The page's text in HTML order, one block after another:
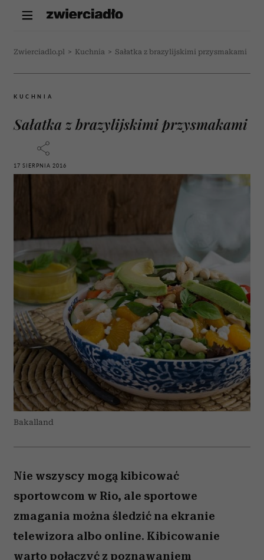
Zwierciadlo.pl > Kuchnia > Sałatka z brazylijskimi przysmakami
KUCHNIA
Sałatka z brazylijskimi przysmakami
17 SIERPNIA 2016
Bakalland
Nie wszyscy mogą kibicować
sportowcom w Rio, ale sportowe
zmagania można śledzić na ekranie
telewizora albo online. Kibicowanie
warto połączyć z poznawaniem